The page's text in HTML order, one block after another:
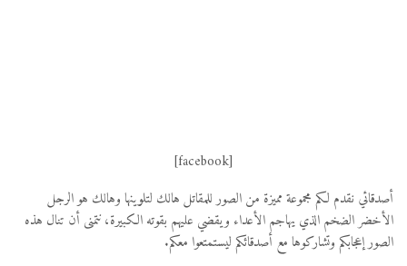
[facebook]
أصدقائي نقدم لكم مجموعة مميزة من الصور للمقاتل هالك لتلوينها وهالك هو الرجل
الأخضر الضخم الذي يهاجم الأعداء ويقضي عليهم بقوته الكبيرة، نتمنى أن تنال هذه
الصور إعجابكم وتشاركوها مع أصدقائكم ليستمتعوا معكم.